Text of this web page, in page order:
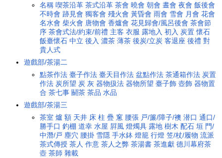
名稱 喫茶沿革 茶式沿革 茶會 曉會 朝會 晝會 夜會 飯後會
不時會 跡見會 獨客會 殘火會 黃昏會 雨會 雪會 月會 花會
名水會 柴火會 唐物會 香爐會 花見歸會/風呂後會 茶會節
序 茶會式法/約束/前禮 主客 衣服 露地入 初入 炭置 懷石
飯臺懷石 中立 後入 濃茶 薄茶 後炭/立炭 客退座 後禮 對
貴人式
遊戲部/茶湯二
點茶作法 臺子作法 臺天目作法 盆點作法 茶通箱作法 炭置
作法 炭所望 炭 灰 器物扱法 器物所望 臺子飾 壺飾 器物置
合 茶七事 鬬茶 茶品 水品
遊戲部/茶湯三
茶室 爐 額 天井 床 柱 疊 窻 腰張 戸/簾/障子/襖 潜口 通口/
勝手口 釣棚 道幸 水屋 屛風 燈燭具 露地 樹木 配石 垣 門/
中潛/戸 塵穴 腰掛 雪隱 手水鉢 燈籠 行燈 笠/杖/履物 流派
茶式傳授 茶人 作意 茶人之弊 茶湯書 茶進獻 德川幕府茶
壺 茶師 雜載